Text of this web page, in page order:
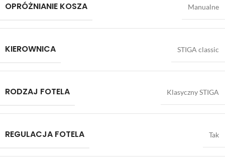
OPRÓŻNIANIE KOSZA Manualne
KIEROWNICA STIGA classic
RODZAJ FOTELA Klasyczny STIGA
REGULACJA FOTELA Tak